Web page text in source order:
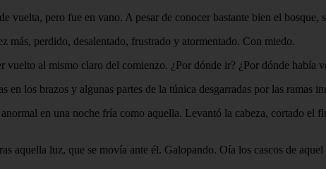
vuelta, pero fue en vano. A pesar de conocer bastante bien el bosque,
más, perdido, desalentado, frustrado y atormentado. Con miedo.
vuelto al mismo claro del comienzo. ¿Por dónde ir? ¿Por dónde había
los brazos y algunas partes de la túnica desgarradas por las ramas
en una noche fría como aquella. Levantó la cabeza, cortado
aquella luz, que se movía ante él. Galopando. Oía los cascos de